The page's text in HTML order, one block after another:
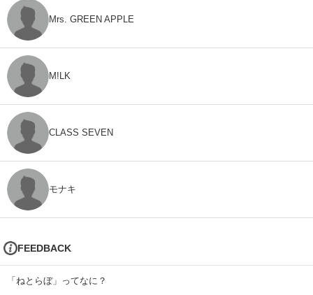
Mrs. GREEN APPLE
M!LK
CLASS SEVEN
モナキ
FEEDBACK
「ねとらぼ」ってなに？